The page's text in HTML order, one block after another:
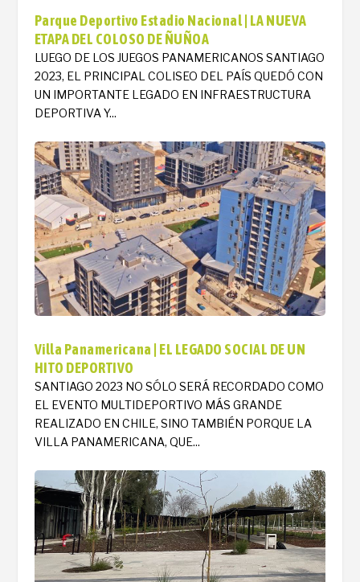
Parque Deportivo Estadio Nacional | LA NUEVA
ETAPA DEL COLOSO DE ÑUÑOA
LUEGO DE LOS JUEGOS PANAMERICANOS SANTIAGO
2023, EL PRINCIPAL COLISEO DEL PAÍS QUEDÓ CON
UN IMPORTANTE LEGADO EN INFRAESTRUCTURA
DEPORTIVA Y...
Villa Panamericana | EL LEGADO SOCIAL DE UN
HITO DEPORTIVO
SANTIAGO 2023 NO SÓLO SERÁ RECORDADO COMO
EL EVENTO MULTIDEPORTIVO MÁS GRANDE
REALIZADO EN CHILE, SINO TAMBIÉN PORQUE LA
VILLA PANAMERICANA, QUE...